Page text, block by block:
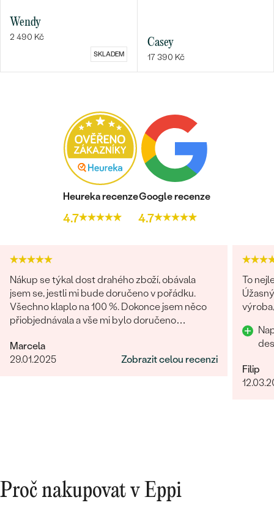
Wendy
2 490 Kč
SKLADEM
Casey
17 390 Kč
Heureka recenze
4.7
Google recenze
4.7
Nákup se týkal dost drahého zboží, obávala
jsem se, jestli mi bude doručeno v pořádku.
Všechno klaplo na 100 %. Dokonce jsem něco
přiobjednávala a vše mi bylo doručeno
doporučit.
Marcela
29.01.2025
Zobrazit celou recenzi
To
Filip
Proč nakupovat v Eppi